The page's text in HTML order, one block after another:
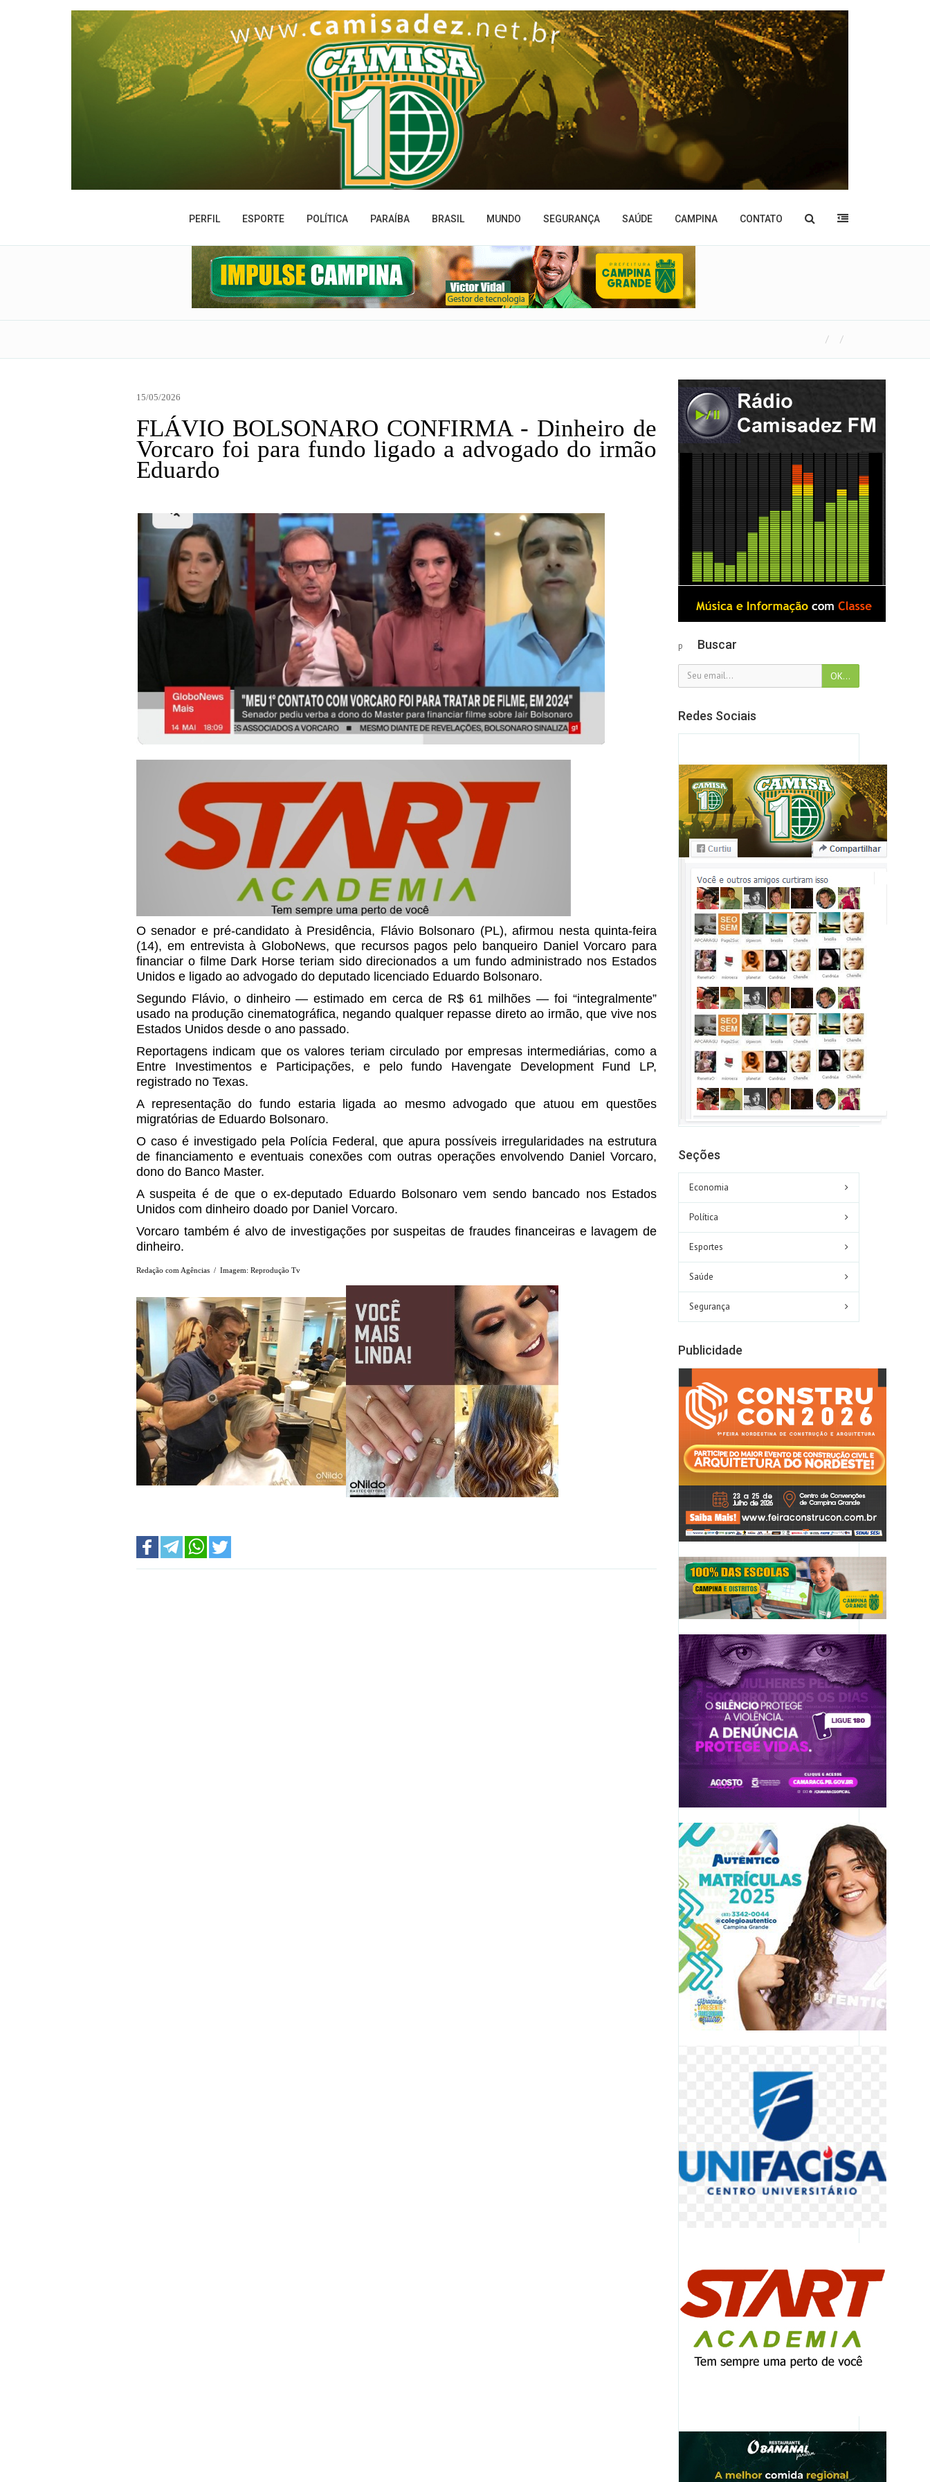
PERFIL ESPORTE POLÍTICA PARAÍBA BRASIL MUNDO SEGURANÇA SAÚDE CAMPINA CONTATO
15/05/2026
FLÁVIO BOLSONARO CONFIRMA - Dinheiro de
Vorcaro foi para fundo ligado a advogado do irmão
Eduardo
O senador e pré-candidato à Presidência, Flávio Bolsonaro (PL), afirmou nesta quinta-feira
(14), em entrevista à GloboNews, que recursos pagos pelo banqueiro Daniel Vorcaro para
financiar o filme Dark Horse teriam sido direcionados a um fundo administrado nos Estados
Unidos e ligado ao advogado do deputado licenciado Eduardo Bolsonaro.
Segundo Flávio, o dinheiro — estimado em cerca de R$ 61 milhões — foi “integralmente”
usado na produção cinematográfica, negando qualquer repasse direto ao irmão, que vive nos
Estados Unidos desde o ano passado.
Reportagens indicam que os valores teriam circulado por empresas intermediárias, como a
Entre Investimentos e Participações, e pelo fundo Havengate Development Fund LP,
registrado no Texas.
A representação do fundo estaria ligada ao mesmo advogado que atuou em questões
migratórias de Eduardo Bolsonaro.
O caso é investigado pela Polícia Federal, que apura possíveis irregularidades na estrutura
de financiamento e eventuais conexões com outras operações envolvendo Daniel Vorcaro,
dono do Banco Master.
A suspeita é de que o ex-deputado Eduardo Bolsonaro vem sendo bancado nos Estados
Unidos com dinheiro doado por Daniel Vorcaro.
Vorcaro também é alvo de investigações por suspeitas de fraudes financeiras e lavagem de
dinheiro.
Redação com Agências / Imagem: Reprodução Tv
p Buscar
Redes Sociais
Seções
Economia
Política
Esportes
Saúde
Segurança
Publicidade